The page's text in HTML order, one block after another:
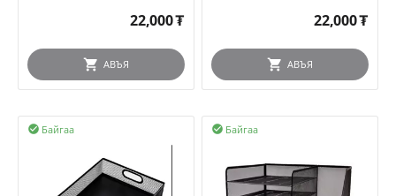
22,000₮
АВЪЯ
22,000₮
АВЪЯ
Байгаа
 Байгаа
